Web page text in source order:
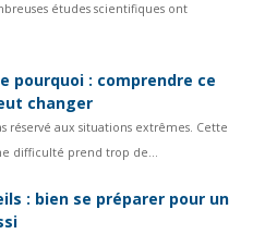
études scientifiques ont
pourquoi : comprendre ce
changer
réservé aux situations extrêmes. Cette
difficulté prend trop de...
: bien se préparer pour un